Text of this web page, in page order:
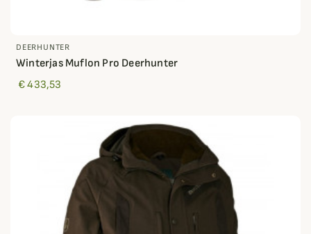
DEERHUNTER
Winterjas Muflon Pro Deerhunter
€ 433,53